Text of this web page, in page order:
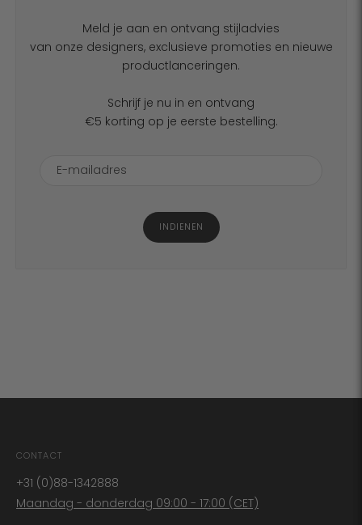
Meld je aan en ontvang stijladvies
van onze designers, exclusieve promoties en nieuwe
productlanceringen.
Schrijf je nu in en ontvang
€5 korting op je eerste bestelling.
INDIENEN
CONTACT
+31 (0)88-1342888
Maandag - donderdag 09:00 - 17:00 (CET)